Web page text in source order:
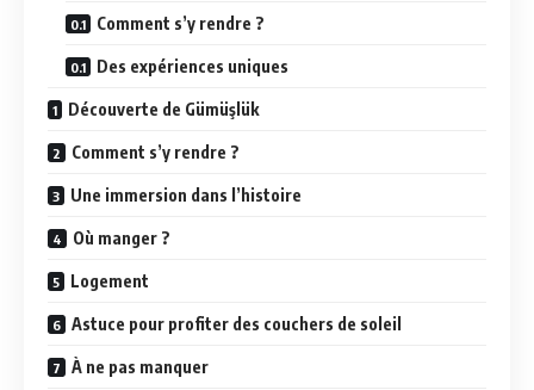
Comment s’y rendre ?
Des expériences uniques
Découverte de Gümüşlük
Comment s’y rendre ?
Une immersion dans l’histoire
Où manger ?
Logement
Astuce pour profiter des couchers de soleil
À ne pas manquer